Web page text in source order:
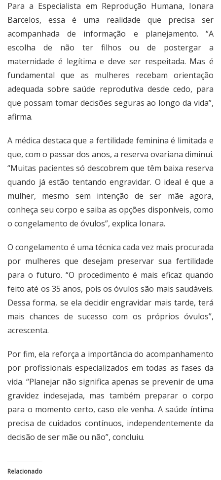
Para a Especialista em Reprodução Humana, Ionara
Barcelos, essa é uma realidade que precisa ser
acompanhada de informação e planejamento. “A
escolha de não ter filhos ou de postergar a
maternidade é legítima e deve ser respeitada. Mas é
fundamental que as mulheres recebam orientação
adequada sobre saúde reprodutiva desde cedo, para
que possam tomar decisões seguras ao longo da vida”,
afirma.
A médica destaca que a fertilidade feminina é limitada e
que, com o passar dos anos, a reserva ovariana diminui.
“Muitas pacientes só descobrem que têm baixa reserva
quando já estão tentando engravidar. O ideal é que a
mulher, mesmo sem intenção de ser mãe agora,
conheça seu corpo e saiba as opções disponíveis, como
o congelamento de óvulos”, explica Ionara.
O congelamento é uma técnica cada vez mais procurada
por mulheres que desejam preservar sua fertilidade
para o futuro. “O procedimento é mais eficaz quando
feito até os 35 anos, pois os óvulos são mais saudáveis.
Dessa forma, se ela decidir engravidar mais tarde, terá
mais chances de sucesso com os próprios óvulos”,
acrescenta.
Por fim, ela reforça a importância do acompanhamento
por profissionais especializados em todas as fases da
vida. “Planejar não significa apenas se prevenir de uma
gravidez indesejada, mas também preparar o corpo
para o momento certo, caso ele venha. A saúde íntima
precisa de cuidados contínuos, independentemente da
decisão de ser mãe ou não”, concluiu.
Relacionado